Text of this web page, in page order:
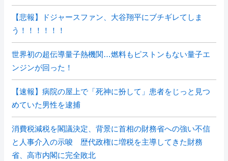
【悲報】ドジャースファン、大谷翔平にブチギレてしま
う！！！！！！
世界初の超伝導量子熱機関…燃料もピストンもない量子エ
ンジンが回った！
【速報】病院の屋上で「死神に扮して」患者をじっと見つ
めていた男性を逮捕
消費税減税を閣議決定、背景に首相の財務省への強い不信
と人事介入の示唆 歴代政権に増税を主導してきた財務
省、高市内閣に完全敗北